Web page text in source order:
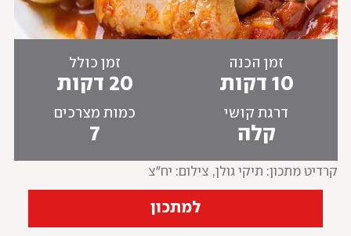
זמן הכנה
10 דקות
זמן כולל
20 דקות
דרגת קושי
קלה
כמות מצרכים
7
קרדיט מתכון: תיקי גולן, צילום: יח"צ
למתכון